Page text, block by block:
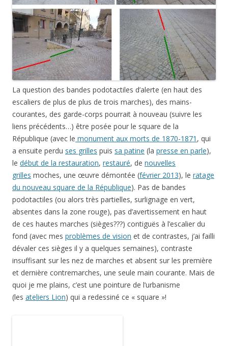
La question des bandes podotactiles d’alerte (en haut des
escaliers de plus de plus de trois marches), des mains-
courantes, des garde-corps pourrait à nouveau (suivre les
liens précédents…) être posée pour le square de la
République (avec le monument aux morts de 1870-1871 , qui
a ensuite perdu ses grilles puis sa patine (la presse en parle),
le début de la restauration, restauré, de nouvelles
grilles moches, une œuvre démontée (février 2013), le ratage
du nouveau square de la République). Pas de bandes
podotactiles (ou alors très partielles, surlignage en vert,
absentes dans la zone rouge), pas d’avertissement en haut
de ces hautes marches (sièges???) contiguës à l’escalier du
fond (avec mes problèmes de vision et de contrastes, j’ai failli
dévaler ces sièges il y a quelques semaines), contraste
insuffisant sur les nez de marches et absent sur les première
et dernière contremarches, une seule main courante. Mais de
quoi je me plains, c’est une pointure de l’urbanisme
(les ateliers Lion) qui a redessiné ce « square »!